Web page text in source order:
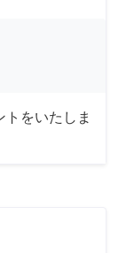
をいたしま